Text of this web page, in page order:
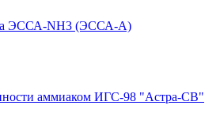
ЭССА-NH3 (ЭССА-А)
аммиаком ИГС-98 "Астра-СВ"